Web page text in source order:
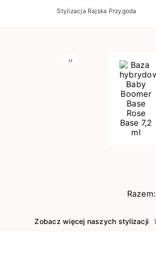
Stylizacja Rajska Przygoda
Razem:
Zobacz więcej naszych stylizacji